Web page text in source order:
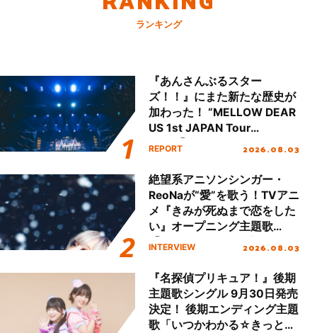
ランキング
『あんさんぶるスター
ズ！！』にまた新たな歴史が
加わった！ “MELLOW DEAR
US 1st JAPAN Tour
Final「NICE to meet YOU
ート!!
REPORT 2026.08.03
絶望系アニソンシンガー・
ReoNaが“愛”を歌う！TVアニ
メ『きみが死ぬまで恋をした
い』オープニング主題歌
「Amore」インタビュー
INTERVIEW 2026.08.03
『名探偵プリキュア！』後期
主題歌シングル 9月30日発売
決定！ 後期エンディング主題
歌「いつかわかる☆きっとあ